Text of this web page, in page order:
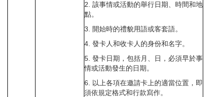
2. 該事情或活動的舉行日期、時間和地
點。
3. 開始時的禮貌用語或客套語。
4. 發卡人和收卡人的身份和名字。
5. 發卡日期，包括月、日，必須早於事
情或活動發生的日期。
6. 以上各項在邀請卡上的適當位置，即
須依規定格式和行款寫作。